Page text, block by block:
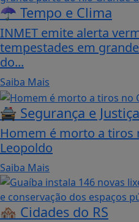
☂️ Tempo e Clima
INMET emite alerta
tempestades em
do...
Saiba Mais
🚔 Segurança e Justiça
Homem é morto a tiros
Leopoldo
Saiba Mais
🏘️ Cidades do RS